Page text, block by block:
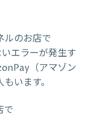
ルのお店で
エラーが発生す
（アマゾン
います。
で